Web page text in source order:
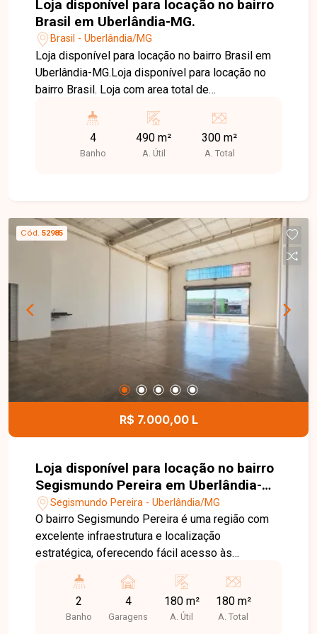
Loja disponível para locação no bairro
Brasil em Uberlândia-MG.
Brasil - Uberlândia/MG
Loja disponível para locação no bairro Brasil em
Uberlândia-MG.Loja disponível para locação no
bairro Brasil. Loja com area total de
300m², e piso superior com aproximadamente
190m², imovel com 04 banheiros sendo 02 deles
com acessibilidade, copa, piso de concreto
4
Banho
490 m²
A. Útil
300 m²
A. Total
Cód. 52985
R$ 7.000,00 L
Loja disponível para locação no bairro
Segismundo Pereira em Uberlândia-
MG.Segismundo Pereira - Uberlândia/MG
O bairro Segismundo Pereira é uma região com
excelente infraestrutura e localização
estratégica, oferecendo fácil acesso às
fluxo de pessoas e veículos, além de ampla
variedade de comércios e serviços, é uma
excelente opção para empresas que buscam
2
Banho
4
Garagens
180 m²
A. Útil
180 m²
A. Total